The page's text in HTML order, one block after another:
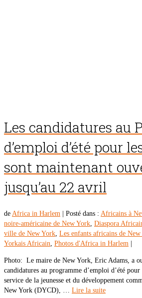
Les candidatures au
d’emploi d’été pour
sont maintenant
jusqu’au 22 avril
de Africa in Harlem Posté dans : Africains à
noire-américaine de New York, Diaspora
ville de New York, Les enfants africains de
Yorkais Africain, Photos d'Africa in Harlem
Photo: Le maire de New York, Eric Adams, a
candidatures au programme d’emploi d’été
service de la jeunesse et du développement
New York (DYCD), … Lire la suite